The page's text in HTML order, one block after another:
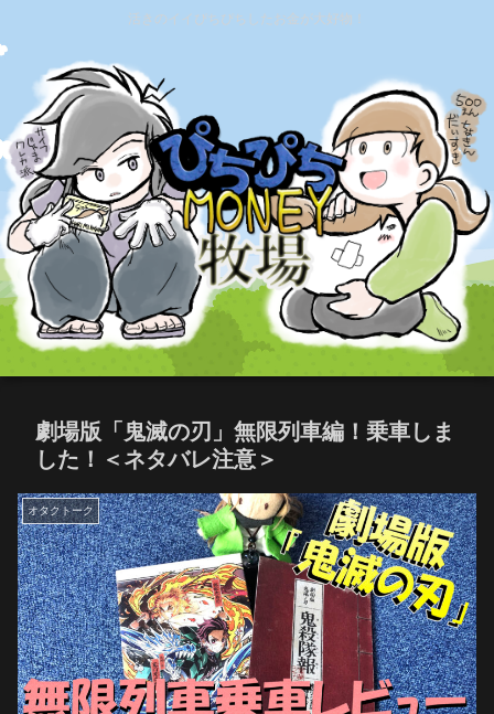
活きのイイぴちぴちしたお金が大好物！
劇場版「鬼滅の刃」無限列車編！乗車しま
した！＜ネタバレ注意＞
オタクトーク